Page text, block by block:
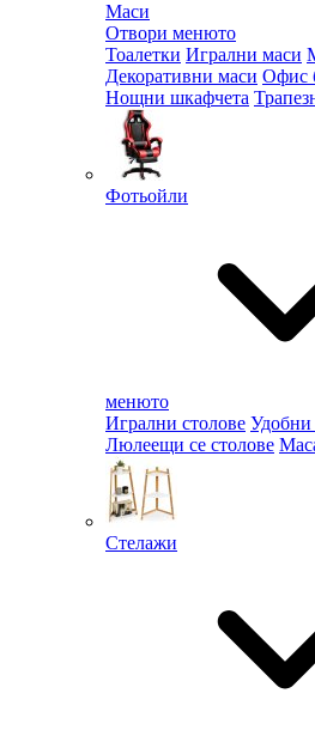
Маси
Отвори менюто
Тоалетки Игрални маси
Декоративни маси Офис
Нощни шкафчета
Фотьойли
менюто
Игрални столове Удобни
Люлеещи се столове
Стелажи